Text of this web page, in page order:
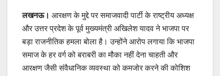
लखनऊ। आरक्षण के मुद्दे पर समाजवादी पार्टी के राष्ट्रीय अध्यक्ष
और उत्तर प्रदेश के पूर्व मुख्यमंत्री अखिलेश यादव ने भाजपा पर
बड़ा राजनीतिक हमला बोला है। उन्होंने आरोप लगाया कि भाजपा
समाज के हर वर्ग को बराबरी का मौका नहीं देना चाहती और
आरक्षण जैसी संवैधानिक व्यवस्था को कमजोर करने की कोशिश